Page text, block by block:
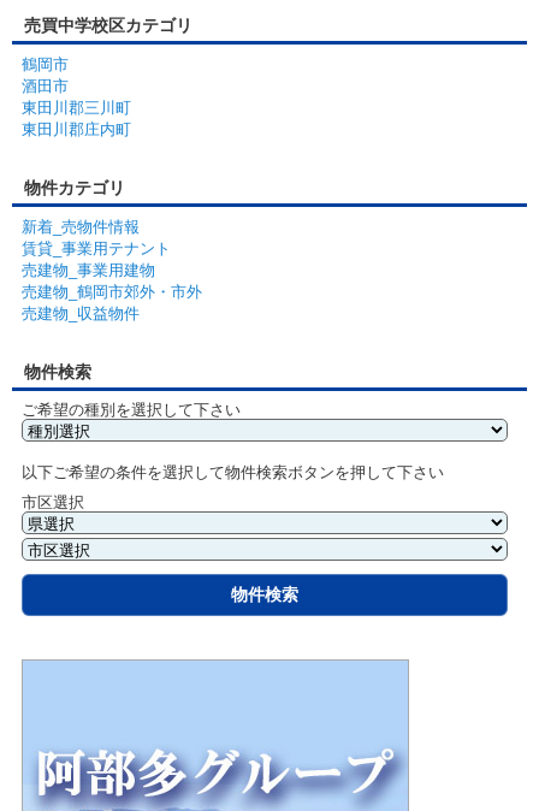
売買中学校区カテゴリ
鶴岡市
酒田市
東田川郡三川町
東田川郡庄内町
物件カテゴリ
新着_売物件情報
賃貸_事業用テナント
売建物_事業用建物
売建物_鶴岡市郊外・市外
売建物_収益物件
物件検索
ご希望の種別を選択して下さい
以下ご希望の条件を選択して物件検索ボタンを押して下さい
市区選択